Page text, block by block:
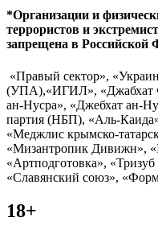
*Организации и
террористов и
запрещена в Российской
«Правый сектор»,
(УПА),«ИГИЛ», «Джабхат
ан-Нусра», «Джебхат ан-
партия (НБП), «Аль-
«Меджлис крымско-
«Мизантропик Дивижн»,
«Артподготовка»,
«Славянский союз»,
18+